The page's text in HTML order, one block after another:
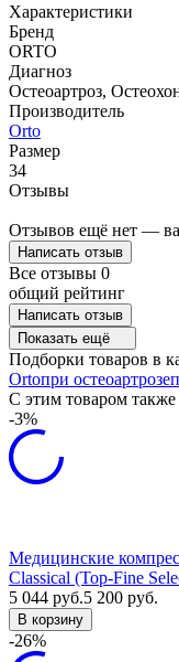
Характеристики
Бренд
ORTO
Диагноз
Остеоартроз,
Производитель
Orto
Размер
34
Отзывы
Отзывов ещё нет —
Написать отзыв
Все отзывы 0
общий рейтинг
Написать отзыв
Показать ещё
Подборки товаров в
Ortoпри остеоартрозе
C этим товаром
-3%
Медицинские
Classical (Top-Fine
5 044 руб.5 200 руб.
В корзину
-26%